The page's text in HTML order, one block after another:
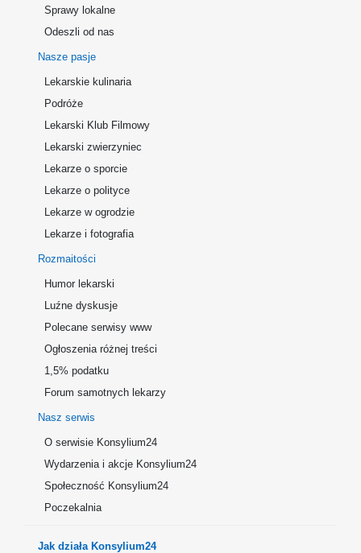
Sprawy lokalne
Odeszli od nas
Nasze pasje
Lekarskie kulinaria
Podróże
Lekarski Klub Filmowy
Lekarski zwierzyniec
Lekarze o sporcie
Lekarze o polityce
Lekarze w ogrodzie
Lekarze i fotografia
Rozmaitości
Humor lekarski
Luźne dyskusje
Polecane serwisy www
Ogłoszenia różnej treści
1,5% podatku
Forum samotnych lekarzy
Nasz serwis
O serwisie Konsylium24
Wydarzenia i akcje Konsylium24
Społeczność Konsylium24
Poczekalnia
Jak działa Konsylium24